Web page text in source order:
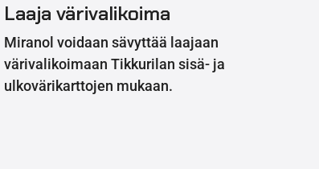
Laaja värivalikoima
Miranol voidaan sävyttää laajaan
värivalikoimaan Tikkurilan sisä- ja
ulkovärikarttojen mukaan.